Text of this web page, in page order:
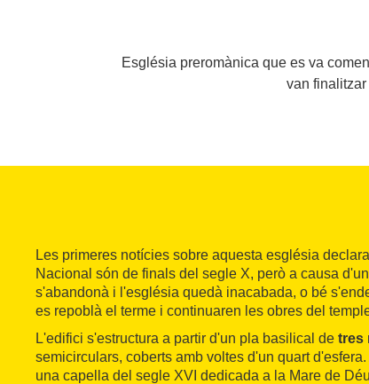
Església preromànica que es va
van
Les primeres notícies sobre aquesta església
Nacional són de finals del segle X, però a causa
s'abandonà i l'església quedà inacabada, o bé
es repoblà el terme i continuaren les obres del
L'edifici s'estructura a partir d'un pla basilical de tres
semicirculars, coberts amb voltes d'un quart
una capella del segle XVI dedicada a la Mare de